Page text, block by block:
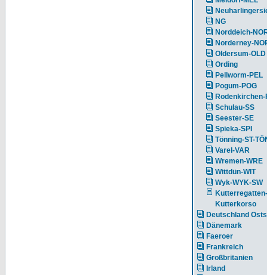
NG
Norddeich-
Norderney-
Oldersum-OLD
Ording
Pellworm-PEL
Pogum-POG
Rodenkirchen-
Schulau-SS
Seester-SE
Spieka-SPI
Tönning-ST-
Varel-VAR
Wremen-WRE
Wittdün-WIT
Wyk-WYK-SW
Kutterregatten-
Kutterkorso
Deutschland
Dänemark
Faeroer
Frankreich
Großbritanien
Irland